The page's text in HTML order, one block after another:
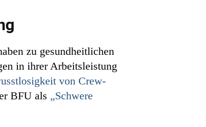
zu gesundheitlichen
in ihrer Arbeitsleistung
von Crew-
BFU als „Schwere